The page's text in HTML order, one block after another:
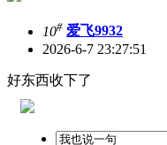
10# 爱飞9932
2026-6-7 23:27:51
好东西收下了